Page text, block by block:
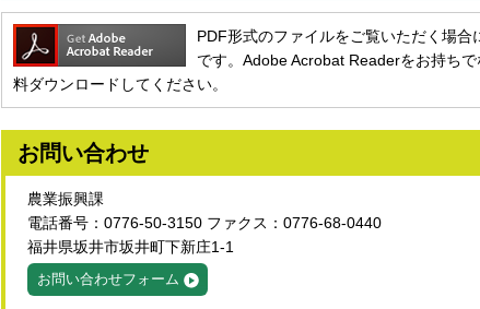
PDF形式のファイルをご覧いただく場
です。Adobe Acrobat Readerをお持ち
料ダウンロードしてください。
お問い合わせ
農業振興課
電話番号：0776-50-3150 ファクス：0776-68-0440
福井県坂井市坂井町下新庄1-1
お問い合わせフォーム